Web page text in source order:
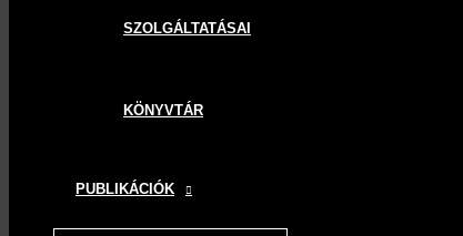
SZOLGÁLTATÁSAI
KÖNYVTÁR
PUBLIKÁCIÓK